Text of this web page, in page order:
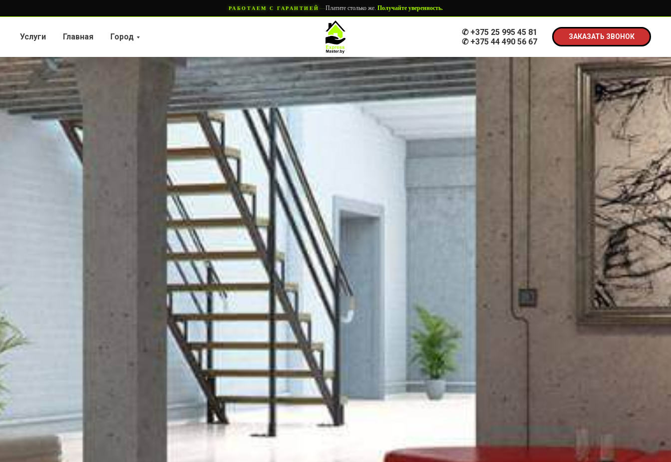
РАБОТАЕМ С ГАРАНТИЕЙ —Платите столько же. Получайте уверенность.
Услуги Главная Город ✆ +375 25 995 45 81
✆ +375 44 490 56 67
ЗАКАЗАТЬ ЗВОНОК